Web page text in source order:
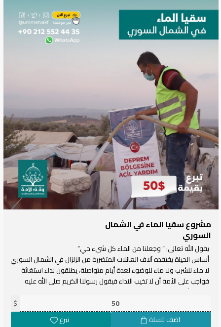
مشروع سقيا الماء في الشمال
السوري
يقول الله تعالى: ” وجعلنا من الماء كل شيء حي“
أساس الحياة يفتقده آلاف العائلات المتضررة من الزلزال في الشمال السوري،
لا ماء للشرب ولا ماء للوضوء لعدة أيام متواصلة، يطلقون نداء استغاثة
فواجب على الأمة أن لا تخيب النداء فيقول رسولنا الكريم صلى الله عليه
وسلم "أفضل الصدقات، سقيا الماء" نهدف في مشروع سقيا الماء إلى
إيصال الماء لأهلنا وإخواننا المتضررين من الزلزال في الشمال السوري
والسعي إلى عدم انقطاعه عنهم.
$
اضف للسلة تبرع